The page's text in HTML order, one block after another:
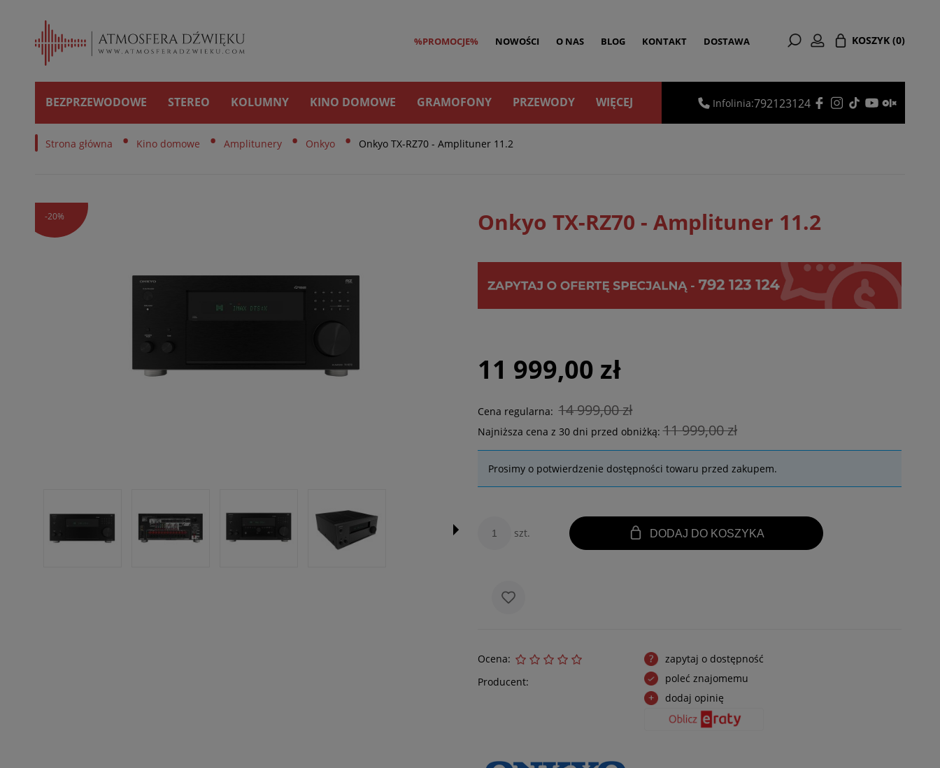
KOSZYK (0)
%PROMOCJE% NOWOŚCI O NAS BLOG KONTAKT DOSTAWA
BEZPRZEWODOWE STEREO KOLUMNY KINO DOMOWE GRAMOFONY PRZEWODY WIĘCEJ Infolinia:792123124
Strona główna • Kino domowe • Amplitunery • Onkyo • Onkyo TX-RZ70 - Amplituner 11.2
-20% Onkyo TX-RZ70 - Amplituner 11.2
11 999,00 zł
Cena regularna: 14 999,00 zł
Najniższa cena z 30 dni przed obniżką:11 999,00 zł
Prosimy o potwierdzenie dostępności towaru przed zakupem.
szt. DODAJ DO KOSZYKA
Ocena:
Producent:
zapytaj o dostępność
poleć znajomemu
dodaj opinię